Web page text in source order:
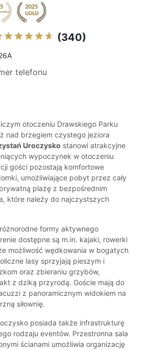
(340)
telefonu
otoczeniu Drawskiego Parku
nad brzegiem czystego jeziora
Uroczysko stanowi atrakcyjne
wypoczynek w otoczeniu
gości pozostają komfortowe
umożliwiające pobyt przez cały
plażę z bezpośrednim
które należy do najczystszych
formy aktywnego
dostępne są m.in. kajaki, rowerki
możliwość wędkowania w bogatych
lasy sprzyjają pieszym i
oraz zbieraniu grzybów,
z dziką przyrodą. Goście mają do
z panoramicznym widokiem na
siłownię.
posiada także infrastrukturę
rodzaju eventów. Przestronna sala
ścianami umożliwia organizację